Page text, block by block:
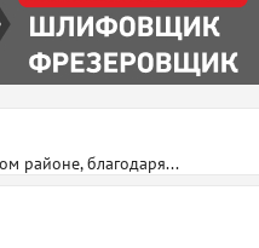
районе, благодаря...